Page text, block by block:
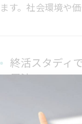
ます。社会環境や
終活スタディ
終活を始めたいと